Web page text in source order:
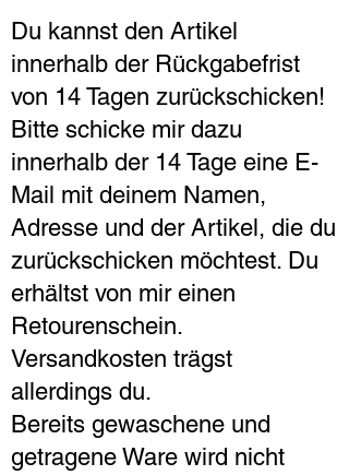
Du kannst den Artikel
innerhalb der Rückgabefrist
von 14 Tagen zurückschicken!
Bitte schicke mir dazu
innerhalb der 14 Tage eine E-
Mail mit deinem Namen,
Adresse und der Artikel, die du
zurückschicken möchtest. Du
erhältst von mir einen
Retourenschein.
Versandkosten trägst
allerdings du.
Bereits gewaschene und
getragene Ware wird nicht